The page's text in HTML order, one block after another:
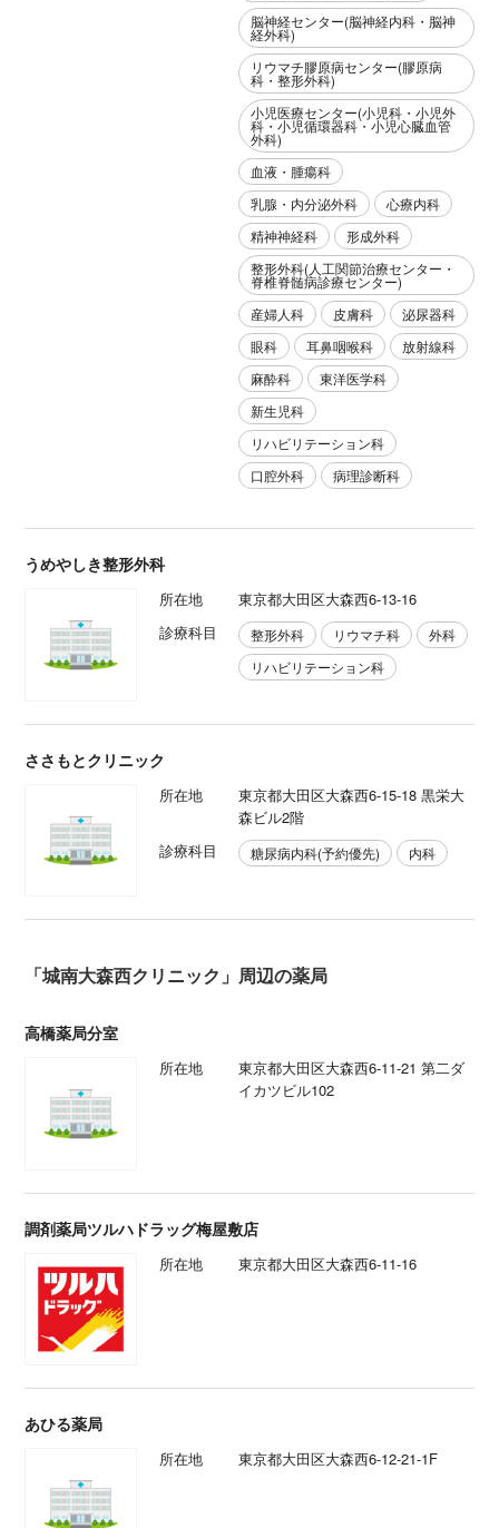
脳神経センター(脳神経内科・脳神
経外科)
リウマチ膠原病センター(膠原病
科・整形外科)
小児医療センター(小児科・小児外
科・小児循環器科・小児心臓血管
外科)
血液・腫瘍科
乳腺・内分泌外科
心療内科
精神神経科
形成外科
整形外科(人工関節治療センター・
脊椎脊髄病診療センター)
産婦人科
皮膚科
泌尿器科
眼科
耳鼻咽喉科
放射線科
麻酔科
東洋医学科
新生児科
リハビリテーション科
口腔外科
病理診断科
うめやしき整形外科
所在地
東京都大田区大森西6-13-16
診療科目
整形外科 リウマチ科
外科
リハビリテーション科
ささもとクリニック
所在地
東京都大田区大森西6-15-18 黒栄大
森ビル2階
診療科目
糖尿病内科(予約優先) 内科
「城南大森西クリニック」周辺の薬局
高橋薬局分室
所在地
東京都大田区大森西6-11-21 第二ダ
イカツビル102
調剤薬局ツルハドラッグ梅屋敷店
所在地 東京都大田区大森西6-11-16
あひる薬局
所在地 東京都大田区大森西6-12-21-1F